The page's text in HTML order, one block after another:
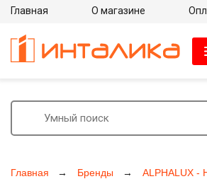
Главная Бренды ALPHALUX -
Главная О магазине